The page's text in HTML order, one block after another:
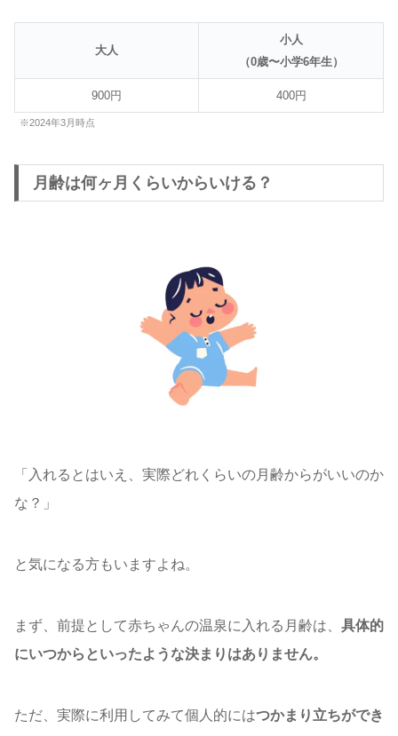
大人
小人
（0歳〜小学6年生）
900円 400円
※2024年3月時点
月齢は何ヶ月くらいからいける？
「入れるとはいえ、実際どれくらいの月齢からがいいのか
な？」
と気になる方もいますよね。
まず、前提として赤ちゃんの温泉に入れる月齢は、 具体的
にいつからといったような決まりはありません。
ただ、実際に利用してみて個人的にはつかまり立ちができ